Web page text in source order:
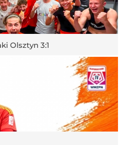
Olsztyn 3:1